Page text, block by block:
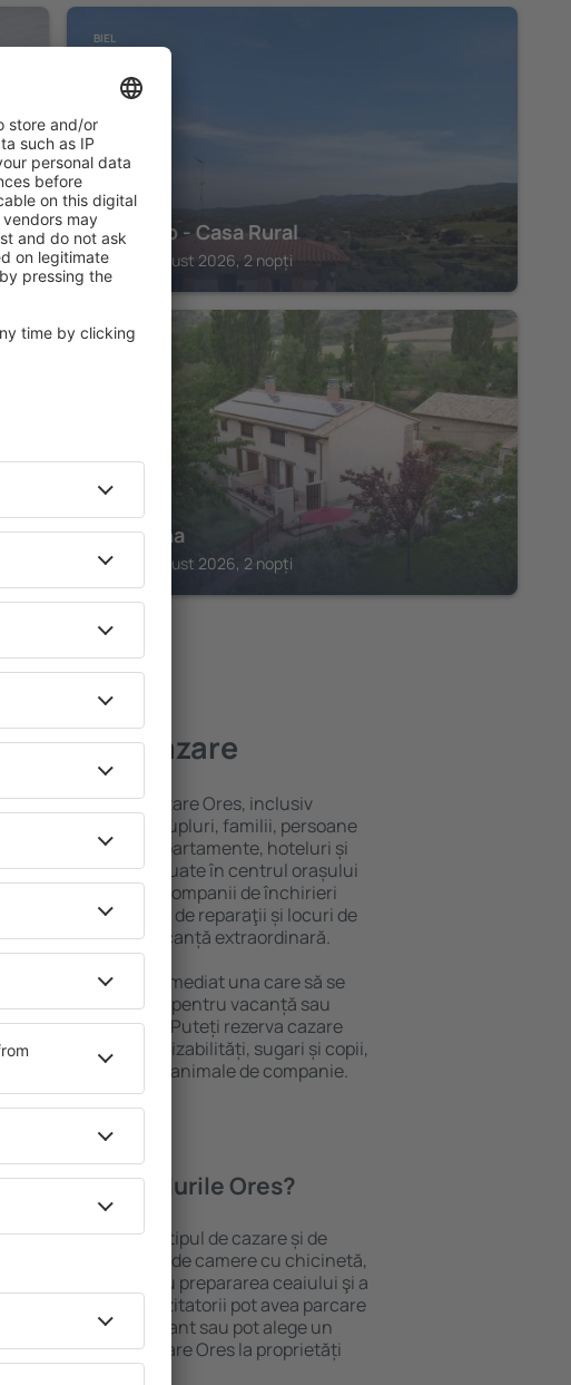
BIEL
O Caxico - Casa Rural
Biel, 14 august 2026, 2 nopți
BIEL
La Encina
Biel, 14 august 2026, 2 nopți
bună cazare
variată de cazare Ores, inclusiv
singură persoană, cupluri, familii, persoane
Oaspeţii pot sta în apartamente, hoteluri și
intimitate și sunt situate în centrul orașului
apropiere, inclusiv companii de închirieri
magazine, centre de reparaţii și locuri de
garantează o vacanță extraordinară.
lux Ores, veţi găsi imediat una care să se
tot ce aveți nevoie pentru vacanță sau
destinația aleasă. Puteți rezerva cazare
persoanele cu dizabilități, sugari și copii,
care călătoresc cu animale de companie.
oferă hotelurile Ores?
Ores depind de tipul de cazare și de
pot beneficia de camere cu chicinetă,
ustensile pentru prepararea ceaiului şi a
acces la internet. Vizitatorii pot avea parcare
o masă la restaurant sau pot alege un
pot rezerva cazare Ores la proprietăți
de la aeroport.